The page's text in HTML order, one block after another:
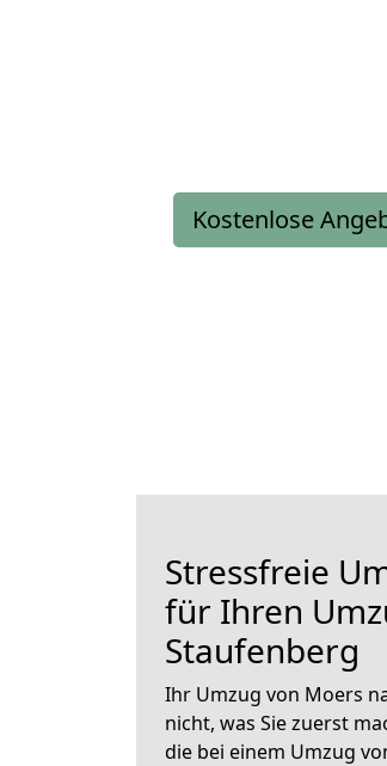
Kostenlose
Stressfreie
für Ihren
Staufenberg
Ihr Umzug von Moers
nicht, was Sie zuerst
die bei einem Umzug